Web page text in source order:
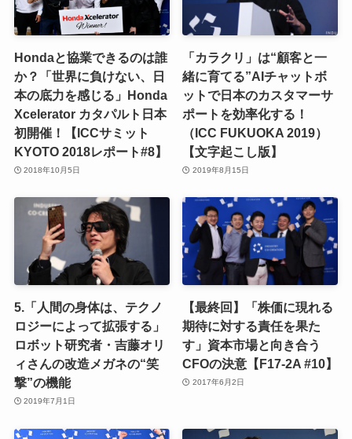
Hondaと協業できるのは誰
か？「世界に負けない、日
本の底力を感じる」Honda
Xcelerator カタパルト日本
初開催！【ICCサミット
KYOTO 2018レポート#8】
2018年10月5日
「カラクリ」は“顧客と一
緒に育てる”AIチャットボ
ットで日本のカスタマーサ
ポートを効率化する！
（ICC FUKUOKA 2019）
【文字起こし版】
2019年8月15日
5.「人間の身体は、テクノ
ロジーによって拡張する」
ロボット研究者・吉藤オリ
ィさんの改造メガネの“笑
撃”の機能
2019年7月1日
【最終回】「株価に現れる
期待に対する責任を果た
す」資本市場と向き合う
CFOの決意【F17-2A #10】
2017年6月2日